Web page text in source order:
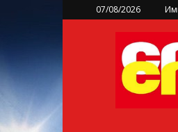
07/08/2026